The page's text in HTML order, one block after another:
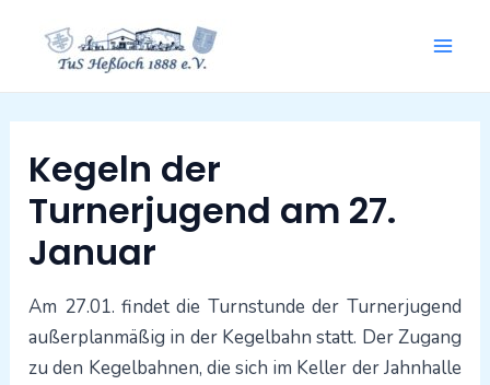
Inhalt
springen
Kegeln der
Turnerjugend am 27.
Januar
Am 27.01. findet die Turnstunde der Turnerjugend
außerplanmäßig in der Kegelbahn statt. Der Zugang
zu den Kegelbahnen, die sich im Keller der Jahnhalle